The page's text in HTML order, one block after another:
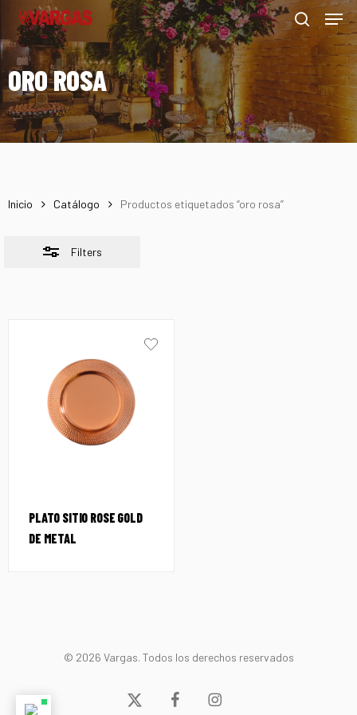
Skip
main
content
search
Menu
ORO ROSA
Inicio Catálogo Productos etiquetados “oro rosa”
Filters
Close
Filters
PLATO SITIO ROSE GOLD
DE METAL
© 2026 Vargas. Todos los derechos reservados
x-
facebookinstagram
Menu